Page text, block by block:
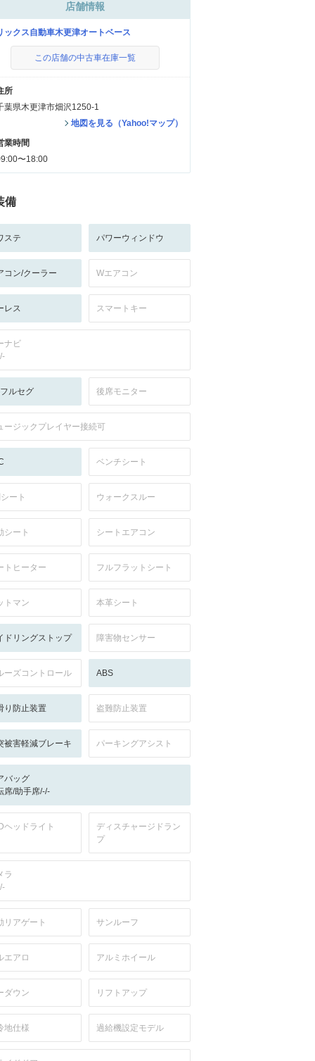
店舗情報
ックス自動車木更津オートベース
この店舗の中古車在庫一覧
所
葉県木更津市畑沢1250-1
地図を見る（Yahoo!マップ）
業時間
〜18:00
備
ステ パワーウィンドウ
コン/クーラー Wエアコン
レス スマートキー
ナビ
ルセグ 後席モニター
ージックプレイヤー接続可
ベンチシート
ート ウォークスルー
シート シートエアコン
トヒーター フルフラットシート
トマン 本革シート
ドリングストップ 障害物センサー
ーズコントロール ABS
り防止装置 盗難防止装置
被害軽減ブレーキ パーキングアシスト
バッグ
席/助手席/-/-
ヘッドライト
ディスチャージドラン
プ
ラ
リアゲート サンルーフ
エアロ アルミホイール
ダウン リフトアップ
地仕様 過給機設定モデル